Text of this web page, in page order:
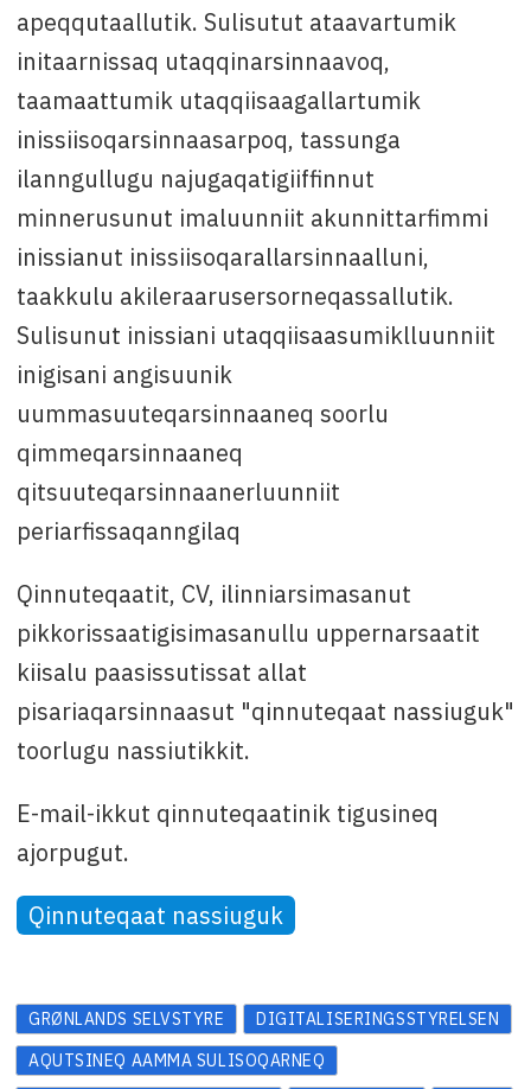
apeqqutaallutik. Sulisutut ataavartumik
initaarnissaq utaqqinarsinnaavoq,
taamaattumik utaqqiisaagallartumik
inissiisoqarsinnaasarpoq, tassunga
ilanngullugu najugaqatigiiffinnut
minnerusunut imaluunniit akunnittarfimmi
inissianut inissiisoqarallarsinnaalluni,
taakkulu akileraarusersorneqassallutik.
Sulisunut inissiani utaqqiisaasumiklluunniit
inigisani angisuunik
uummasuuteqarsinnaaneq soorlu
qimmeqarsinnaaneq
qitsuuteqarsinnaanerluunniit
periarfissaqanngilaq
Qinnuteqaatit, CV, ilinniarsimasanut
pikkorissaatigisimasanullu uppernarsaatit
kiisalu paasissutissat allat
pisariaqarsinnaasut "qinnuteqaat nassiuguk"
toorlugu nassiutikkit.
E-mail-ikkut qinnuteqaatinik tigusineq
ajorpugut.
Qinnuteqaat nassiuguk
GRØNLANDS SELVSTYRE
DIGITALISERINGSSTYRELSEN
AQUTSINEQ AAMMA SULISOQARNEQ